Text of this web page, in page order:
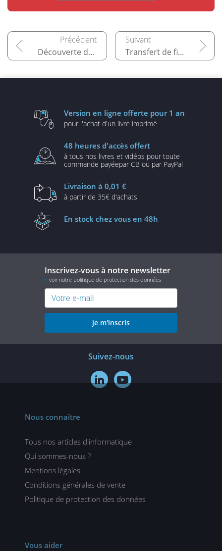
Découverte des composants de base d’UiPath Transfert de fichiers via FTP
Version en ligne offerte pour 1 an
pour l'achat d'un livre imprimé
48 heures d'accès offert
à tous nos livres et vidéos pour toute
commande payéepar CB ou par PayPal
Livraison à 0,01 €
à partir de 35€ d'achats
En stock chez vous en 48h
Inscrivez-vous à notre newsletter
voir notre politique de protection des données
je m'inscris
Suivez-nous
 
Nous connaître
Tous nos articles d'informatique
Qui sommes-nous ?
Mentions légales
Conditions générales de vente
Politique de protection des données
Vous aider